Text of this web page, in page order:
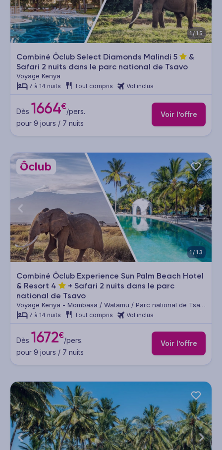
1/15
Combiné Ôclub Select Diamonds Malindi 5
&
Safari 2 nuits dans le parc national de Tsavo
Voyage Kenya
7 à 14 nuits Tout compris Vol inclus
Dès 1664€/pers.
pour 9 jours / 7 nuits
Voir l’offre
1/13
Combiné Ôclub Experience Sun Palm Beach Hotel
& Resort 4
+ Safari 2 nuits dans le parc
national de Tsavo
Voyage Kenya - Mombasa / Watamu / Parc national de Tsavo
Est & Ouest
7 à 14 nuits Tout compris Vol inclus
Dès 1672€/pers.
pour 9 jours / 7 nuits
Voir l’offre